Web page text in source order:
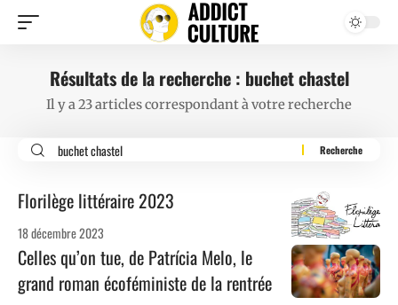
Résultats de la recherche : buchet chastel
Il y a 23 articles correspondant à votre recherche
Florilège littéraire 2023
18 décembre 2023
Celles qu’on tue, de Patrícia Melo, le
grand roman écoféministe de la rentrée